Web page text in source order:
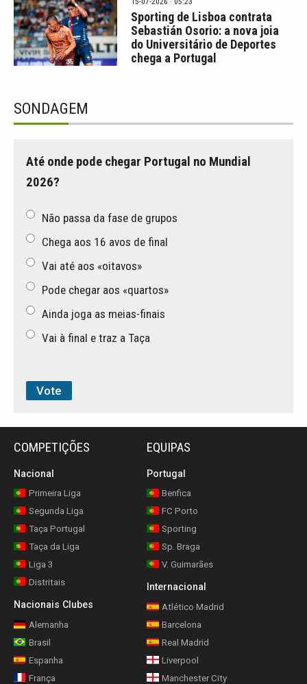
Sporting de Lisboa contrata
Sebastián Osorio: a nova joia
do Universitário de Deportes
chega a Portugal
SONDAGEM
Até onde pode chegar Portugal no Mundial
2026?
Não passa da fase de grupos
Chega aos 16 avos de final
Vai até aos «oitavos»
Pode chegar aos «quartos»
Ainda joga as meias-finais
Vai à final e traz a Taça
COMPETIÇÕES
Nacional
Primeira Liga
Segunda Liga
Taça Portugal
Taça da Liga
Liga 3
Distritais
Nacionais Clubes
Alemanha
Brasil
Espanha
França
EQUIPAS
Portugal
Benfica
FC Porto
Sporting
Sp. Braga
V. Guimarães
Internacional
Atlético Madrid
Barcelona
Real Madrid
Liverpool
Manchester City